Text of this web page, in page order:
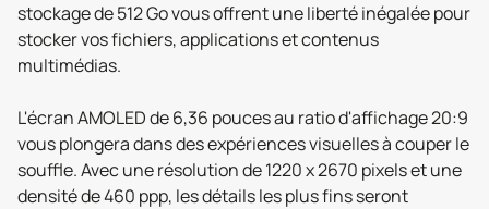
stockage de 512 Go vous offrent une liberté inégalée pour
stocker vos fichiers, applications et contenus
multimédias.
L'écran AMOLED de 6,36 pouces au ratio d'affichage 20:9
vous plongera dans des expériences visuelles à couper le
souffle. Avec une résolution de 1220 x 2670 pixels et une
densité de 460 ppp, les détails les plus fins seront